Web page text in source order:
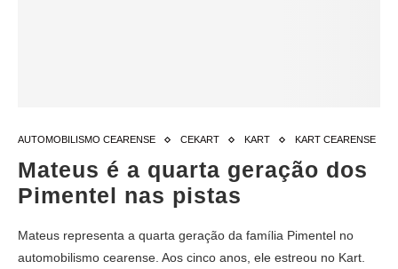
AUTOMOBILISMO CEARENSE CEKART KART KART CEARENSE
Mateus é a quarta geração dos
Pimentel nas pistas
Mateus representa a quarta geração da família Pimentel no
automobilismo cearense. Aos cinco anos, ele estreou no Kart.